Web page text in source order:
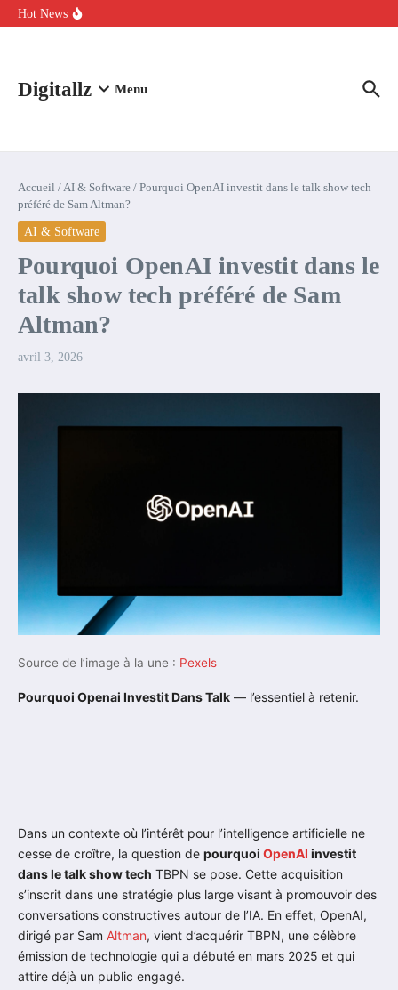
Aller au contenu
Hot News
Comment l’IA simplifie la data de caisse pour la transformer en
Digitallz Menu
Accueil /AI & Software / Pourquoi OpenAI investit dans le talk show tech
préféré de Sam Altman?
AI & Software
Pourquoi OpenAI investit dans le
talk show tech préféré de Sam
Altman?
avril 3, 2026
Source de l’image à la une : Pexels
Pourquoi Openai Investit Dans Talk — l’essentiel à retenir.
Dans un contexte où l’intérêt pour l’intelligence artificielle ne
cesse de croître, la question de pourquoi OpenAI investit
dans le talk show tech TBPN se pose. Cette acquisition
s’inscrit dans une stratégie plus large visant à promouvoir des
conversations constructives autour de l’IA. En effet, OpenAI,
dirigé par Sam Altman, vient d’acquérir TBPN, une célèbre
émission de technologie qui a débuté en mars 2025 et qui
attire déjà un public engagé.